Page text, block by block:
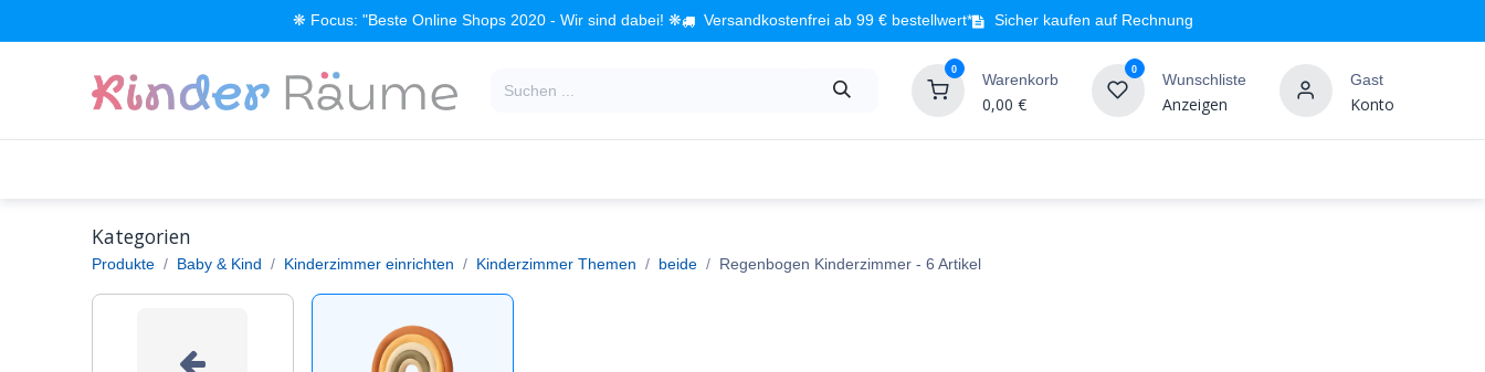
❋ Focus: "Beste Online Shops 2020 - Wir sind dabei! ❋ Versandkostenfrei ab 99 € bestellwert* Sicher kaufen auf Rechnung
0
Warenkorb
0,00 €
0
Wunschliste
Anzeigen
Gast
Konto
Kategorien
Produkte Baby & Kind Kinderzimmer einrichten Kinderzimmer Themen beide Regenbogen Kinderzimmer- 6 Artikel